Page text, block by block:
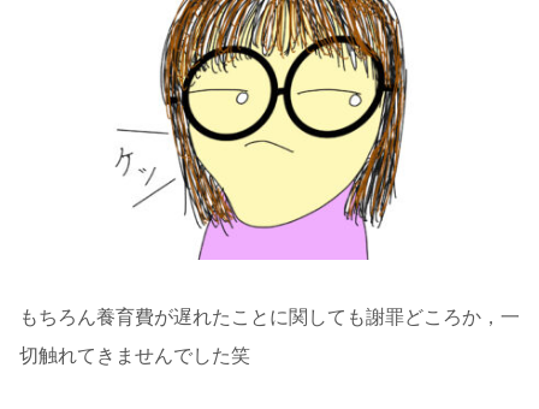
もちろん養育費が遅れたことに関しても謝罪どころか，一
切触れてきませんでした笑